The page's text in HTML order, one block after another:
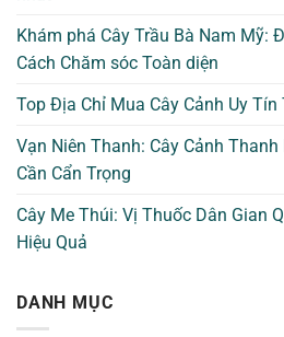
Khám phá Cây Trầu Bà Nam Mỹ:
Cách Chăm sóc Toàn diện
Top Địa Chỉ Mua Cây Cảnh Uy Tín
Vạn Niên Thanh: Cây Cảnh
Cần Cẩn Trọng
Cây Me Thúi: Vị Thuốc Dân Gian
Hiệu Quả
DANH MỤC